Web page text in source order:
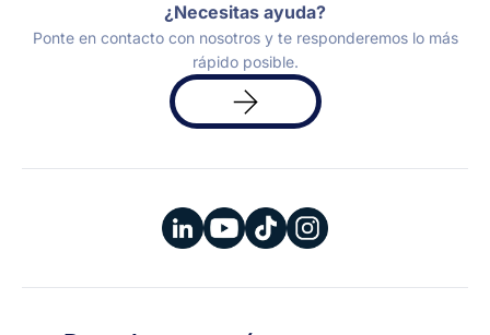
¿Necesitas ayuda?
Ponte en contacto con nosotros y te responderemos lo más
rápido posible.
Solicita
una
demo